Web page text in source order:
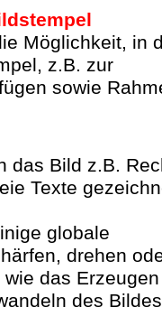
Möglichkeit, in
z.B. zur
sowie
das Bild z.B.
Texte
globale
drehen
das
des